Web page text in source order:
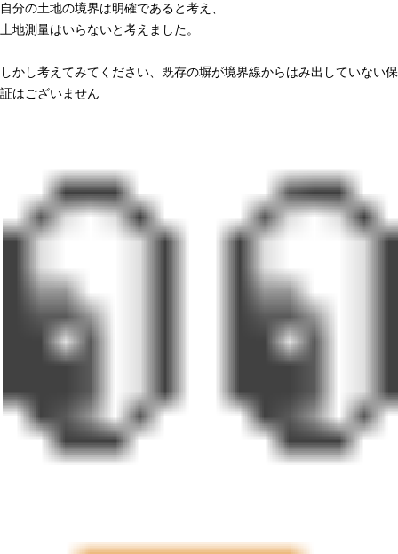
自分の土地の境界は明確であると考え、
土地測量はいらないと考えました。
しかし考えてみてください、既存の塀が境界線からはみ出していない保
証はございません